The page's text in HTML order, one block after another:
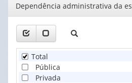
Editor
Dependência administrativa da
Total
Pública
Privada